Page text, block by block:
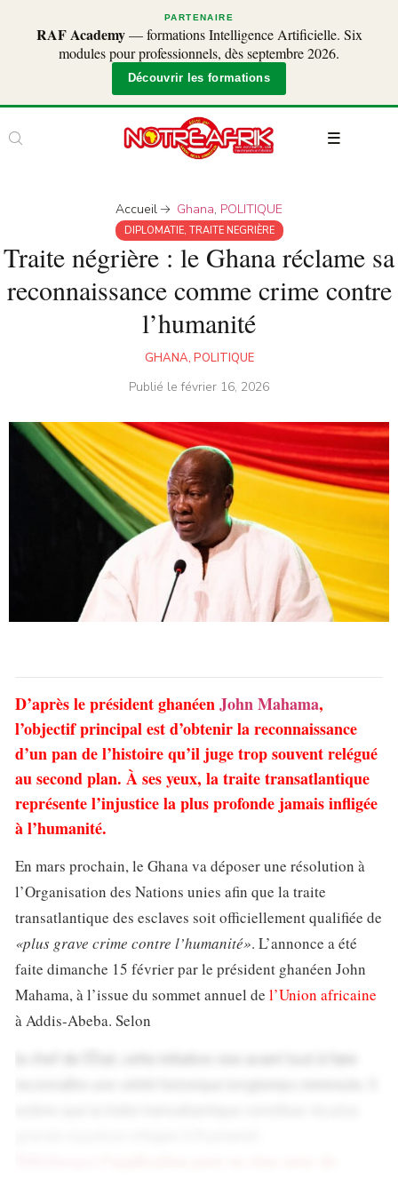
PARTENAIRE
RAF Academy— formations Intelligence Artificielle. Six
modules pour professionnels, dès septembre 2026.
Découvrir les formations
Accueil Ghana, POLITIQUE
DIPLOMATIE, TRAITE NEGRIÈRE
Traite négrière : le Ghana réclame sa
reconnaissance comme crime contre
l’humanité
GHANA, POLITIQUE
Publié lefévrier 16, 2026
D’après le président ghanéenJohn Mahama,
l’objectif principal est d’obtenir la reconnaissance
d’un pan de l’histoire qu’il juge trop souvent relégué
au second plan. À ses yeux, la traite transatlantique
représente l’injustice la plus profonde jamais infligée
à l’humanité.
En mars prochain, le Ghana va déposer une résolution à
l’Organisation des Nations unies afin que la traite
transatlantique des esclaves soit officiellement qualifiée de
«plus grave crime contre l’humanité». L’annonce a été
faite dimanche 15 février par le président ghanéen John
Mahama, à l’issue du sommet annuel de l’Union africaine
à Addis-Abeba. Selon